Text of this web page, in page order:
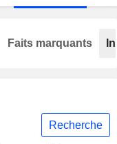
Recherche
Faits marquants